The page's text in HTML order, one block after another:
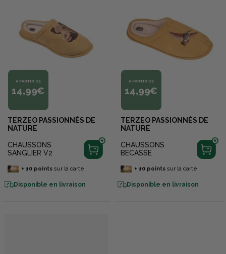
À PARTIR DE
14,99€
TERZEO PASSIONNÉS DE
NATURE
CHAUSSONS
SANGLIER V2
+ 10pointssur la carte
Disponible en livraison
À PARTIR DE
14,99€
TERZEO PASSIONNÉS DE
NATURE
CHAUSSONS
BECASSE
+ 10pointssur la carte
Disponible en livraison